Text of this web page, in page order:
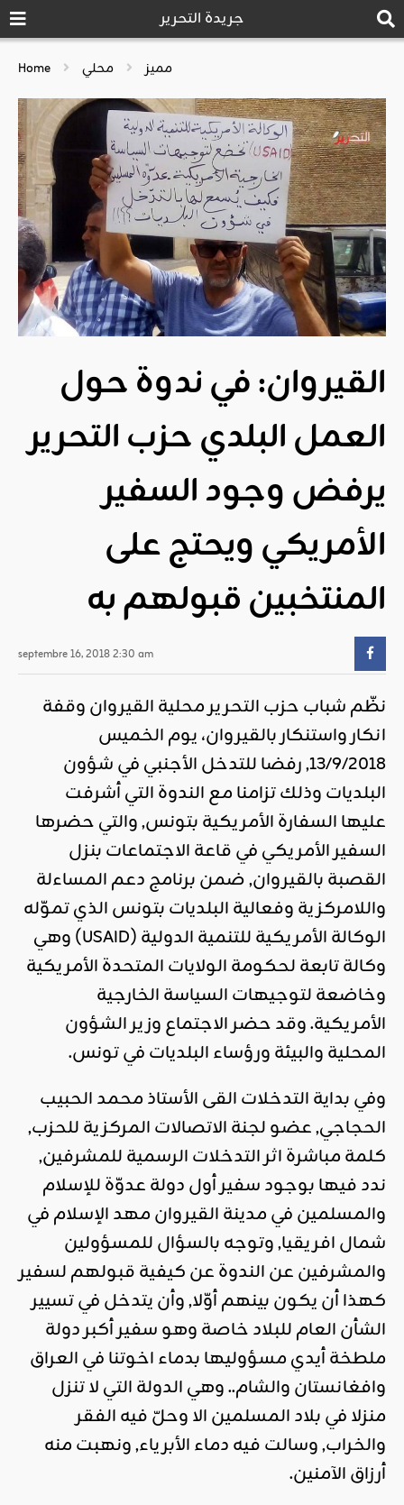
جريدة التحرير
Home مميز محلي
القيروان: في ندوة حول
العمل البلدي حزب التحرير
يرفض وجود السفير
الأمريكي ويحتج على
المنتخبين قبولهم به
septembre 16, 2018 2:30 am
نظّم شباب حزب التحرير محلية القيروان وقفة
انكار واستنكار بالقيروان، يوم الخميس
13/9/2018, رفضا للتدخل الأجنبي في شؤون
البلديات وذلك تزامنا مع الندوة التي أشرفت
عليها السفارة الأمريكية بتونس, والتي حضرها
السفير الأمريكي في قاعة الاجتماعات بنزل
القصبة بالقيروان, ضمن برنامج دعم المساءلة
واللامركزية وفعالية البلديات بتونس الذي تموّله
الوكالة الأمريكية للتنمية الدولية (USAID) وهي
وكالة تابعة لحكومة الولايات المتحدة الأمريكية
وخاضعة لتوجيهات السياسة الخارجية
الأمريكية. وقد حضر الاجتماع وزير الشؤون
المحلية والبيئة ورؤساء البلديات في تونس.
وفي بداية التدخلات القى الأستاذ محمد الحبيب
الحجاجي, عضو لجنة الاتصالات المركزية للحزب,
كلمة مباشرة اثر التدخلات الرسمية للمشرفين,
ندد فيها بوجود سفير أول دولة عدوّة للإسلام
والمسلمين في مدينة القيروان مهد الإسلام في
شمال افريقيا, وتوجه بالسؤال للمسؤولين
والمشرفين عن الندوة عن كيفية قبولهم لسفير
كهذا أن يكون بينهم أوّلا, وأن يتدخل في تسيير
الشأن العام للبلاد خاصة وهو سفير أكبر دولة
ملطخة أيدي مسؤوليها بدماء اخوتنا في العراق
وافغانستان والشام.. وهي الدولة التي لا تنزل
منزلا في بلاد المسلمين الا وحلّ فيه الفقر
والخراب, وسالت فيه دماء الأبرياء, ونهبت منه
أرزاق الآمنين.